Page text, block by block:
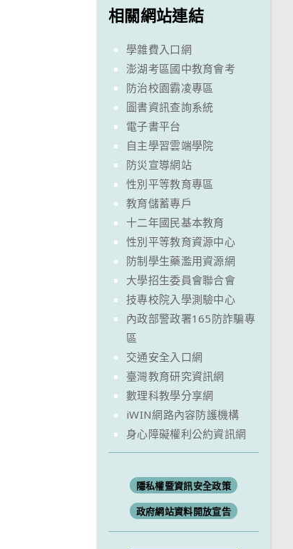
相關網站連結
學雜費入口網
澎湖考區國中教育會考
防治校園霸凌專區
圖書資訊查詢系統
電子書平台
自主學習雲端學院
防災宣導網站
性別平等教育專區
教育儲蓄專戶
十二年國民基本教育
性別平等教育資源中心
防制學生藥濫用資源網
大學招生委員會聯合會
技專校院入學測驗中心
內政部警政署165防詐騙專
區
交通安全入口網
臺灣教育研究資訊網
數理科教學分享網
iWIN網路內容防護機構
身心障礙權利公約資訊網
隱私權暨資訊安全政策
政府網站資料開放宣告